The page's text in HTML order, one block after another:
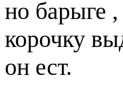
но барыге
корочку
он ест.